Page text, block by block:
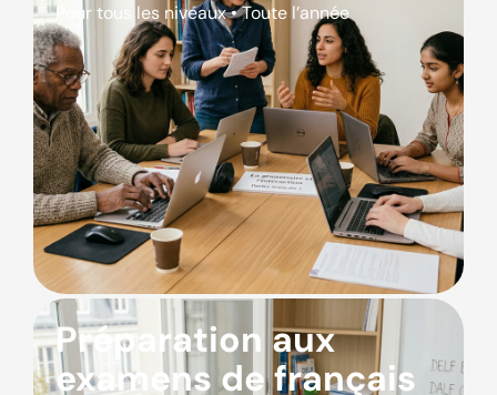
Pour tous les niveaux • Toute l’année
Préparation aux
examens de français